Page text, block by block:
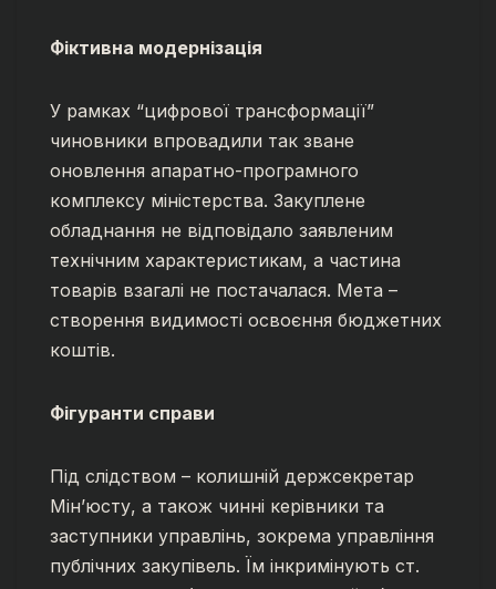
Фіктивна модернізація
У рамках “цифрової трансформації”
чиновники впровадили так зване
оновлення апаратно-програмного
комплексу міністерства. Закуплене
обладнання не відповідало заявленим
технічним характеристикам, а частина
товарів взагалі не постачалася. Мета –
створення видимості освоєння бюджетних
коштів.
Фігуранти справи
Під слідством – колишній держсекретар
Мін’юсту, а також чинні керівники та
заступники управлінь, зокрема управління
публічних закупівель. Їм інкримінують ст.